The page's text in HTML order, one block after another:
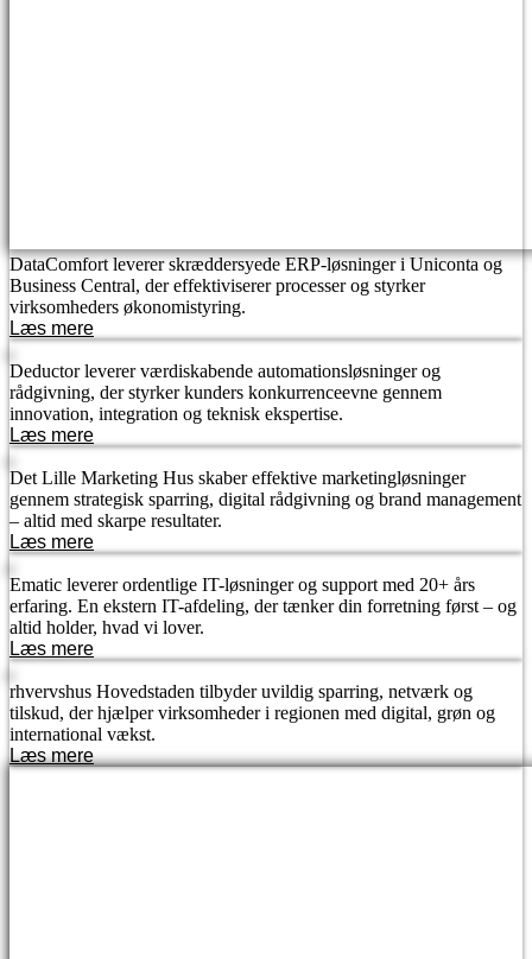
DataComfort leverer skræddersyede ERP-løsninger i Uniconta og
Business Central, der effektiviserer processer og styrker
virksomheders økonomistyring.
Læs mere
Deductor leverer værdiskabende automationsløsninger og
rådgivning, der styrker kunders konkurrenceevne gennem
innovation, integration og teknisk ekspertise.
Læs mere
Det Lille Marketing Hus skaber effektive marketingløsninger
gennem strategisk sparring, digital rådgivning og brand management
– altid med skarpe resultater.
Læs mere
Ematic leverer ordentlige IT-løsninger og support med 20+ års
erfaring. En ekstern IT-afdeling, der tænker din forretning først – og
altid holder, hvad vi lover.
Læs mere
rhvervshus Hovedstaden tilbyder uvildig sparring, netværk og
tilskud, der hjælper virksomheder i regionen med digital, grøn og
international vækst.
Læs mere